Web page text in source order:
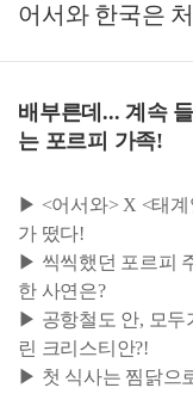
어서와 한국은
배부른데... 계속
는 포르피 가족!
▶ <어서와> X <태계
가 떴다!
▶ 씩씩했던 포르피
한 사연은?
▶ 공항철도 안, 모두
린 크리스티안?!
▶ 첫 식사는 찜닭으